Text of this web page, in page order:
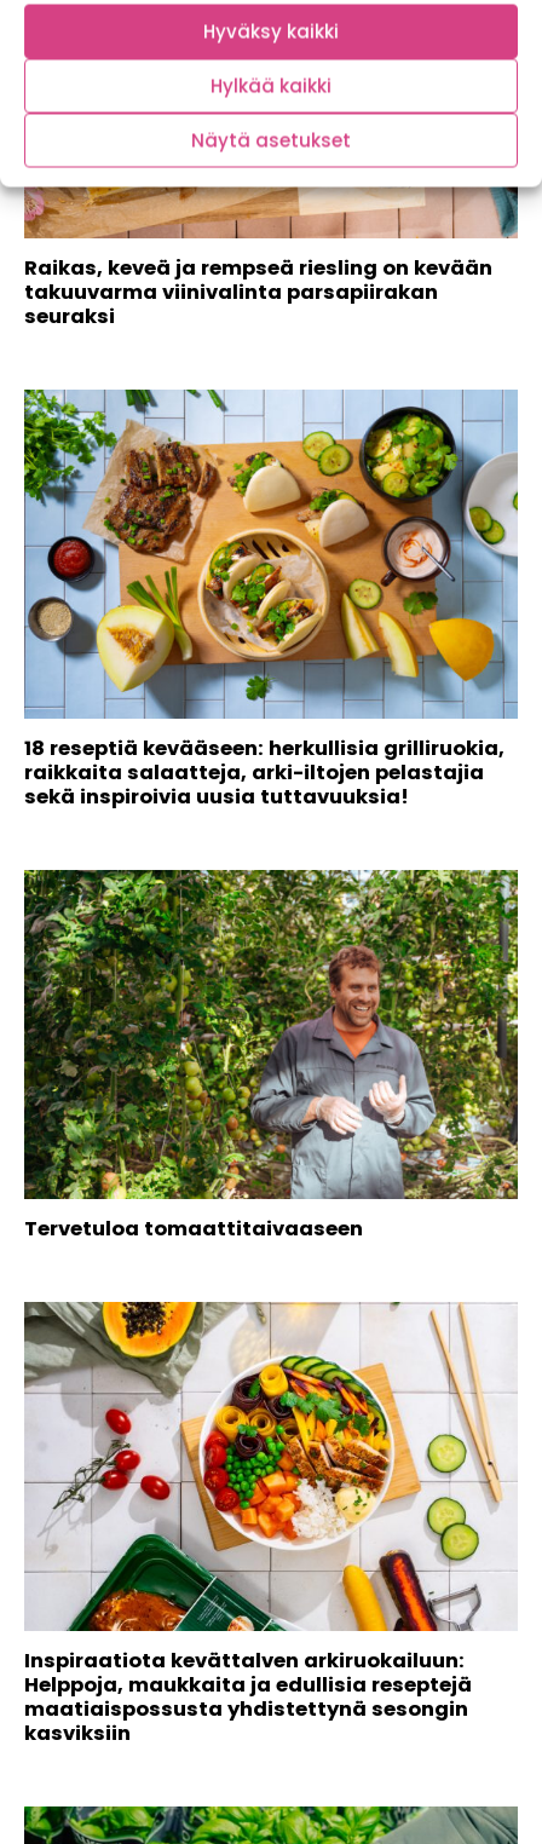
Hyväksy kaikki
Hylkää kaikki
Näytä asetukset
Raikas, keveä ja rempseä riesling on kevään
takuuvarma viinivalinta parsapiirakan
seuraksi
18 reseptiä kevääseen: herkullisia grilliruokia,
raikkaita salaatteja, arki-iltojen pelastajia
sekä inspiroivia uusia tuttavuuksia!
Tervetuloa tomaattitaivaaseen
Inspiraatiota kevättalven arkiruokailuun:
Helppoja, maukkaita ja edullisia reseptejä
maatiaispossusta yhdistettynä sesongin
kasviksiin